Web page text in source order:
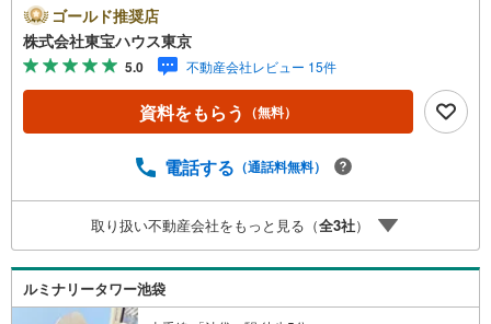
ayボーナスライトがもらえる「Yahoo！ 不動産 物件ご成約
キャンペーン」の対象になります。「資料をもらう」「見
学予約をする」ボタンからお問い合わせください。※必ずY
ahoo！ JAPAN IDでログインしてください。※PayPayボー
ナスライトは出金と譲渡はできません。ご案内・詳細な資
料のご請求はお気軽にどうぞ♪お電話でのお問い合わせも
ゴールド推奨店
株式会社東宝ハウス東京
5.0 不動産会社レビュー 15件
資料をもらう （無料）
電話する （通話料無料）
取り扱い不動産会社をもっと見る（全3社）
ルミナリータワー池袋